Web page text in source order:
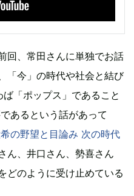
回、常田さんに単独でお話
「今」の時代や社会と結び
「ポップス」であること
あるという話があって
の野望と目論み 次の時代
ん、井口さん、勢喜さん
どのように受け止めている